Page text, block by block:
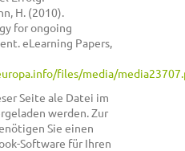
H. (2010).
for ongoing
eLearning Papers,
files/media/
Seite ale Datei im
werden. Zur
Sie einen
Software für Ihren